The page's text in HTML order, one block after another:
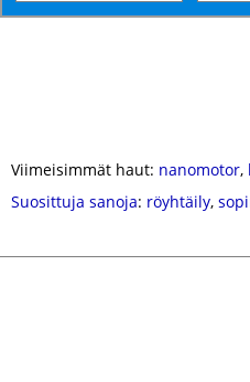
Viimeisimmät haut: nanomotor,
Suosittuja sanoja: röyhtäily,